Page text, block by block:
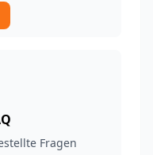
Fragen